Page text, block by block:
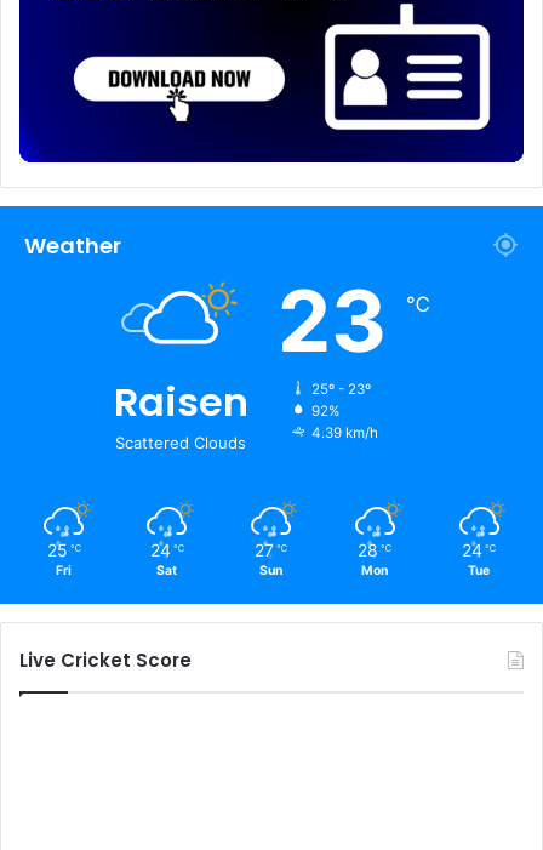
Weather
Raisen
Scattered Clouds
23 ℃
25º - 23º
92%
4.39 km/h
25 ℃
Fri
24 ℃
Sat
27 ℃
Sun
28 ℃
Mon
24 ℃
Tue
Live Cricket Score